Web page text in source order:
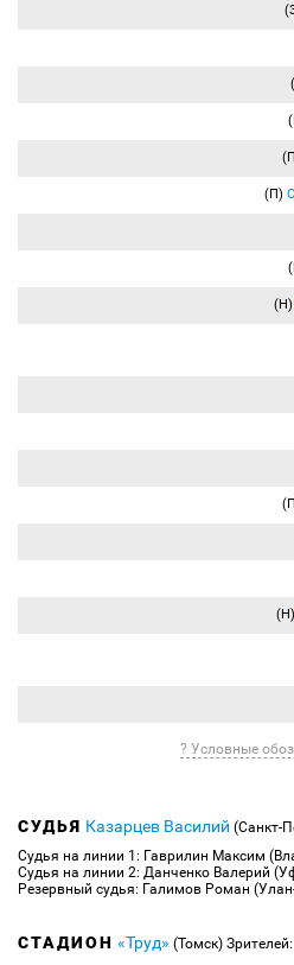
(П)
(Н)
(Н)
? Условные
СУДЬЯ Казарцев Василий (Санкт-
Судья на линии 1: Гаврилин Максим
Судья на линии 2: Данченко Валерий
Резервный судья: Галимов Роман
СТАДИОН «Труд» (Томск)